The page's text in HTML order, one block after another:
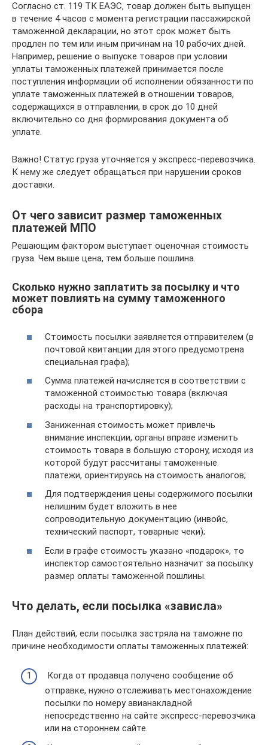
Согласно ст. 119 ТК ЕАЭС, товар должен быть выпущен
в течение 4 часов с момента регистрации пассажирской
таможенной декларации, но этот срок может быть
продлен по тем или иным причинам на 10 рабочих дней.
Например, решение о выпуске товаров при условии
уплаты таможенных платежей принимается после
поступления информации об исполнении обязанности по
уплате таможенных платежей в отношении товаров,
содержащихся в отправлении, в срок до 10 дней
включительно со дня формирования документа об
уплате.
Важно! Статус груза уточняется у экспресс-перевозчика.
К нему же следует обращаться при нарушении сроков
доставки.
От чего зависит размер таможенных
платежей МПО
Решающим фактором выступает оценочная стоимость
груза. Чем выше цена, тем больше пошлина.
Сколько нужно заплатить за посылку и что
может повлиять на сумму таможенного
сбора
Стоимость посылки заявляется отправителем (в
почтовой квитанции для этого предусмотрена
специальная графа);
Сумма платежей начисляется в соответствии с
таможенной стоимостью товара (включая
расходы на транспортировку);
Заниженная стоимость может привлечь
внимание инспекции, органы вправе изменить
стоимость товара в большую сторону, исходя из
которой будут рассчитаны таможенные
платежи, ориентируясь на стоимость аналогов;
Для подтверждения цены содержимого посылки
нелишним будет вложить в нее
сопроводительную документацию (инвойс,
технический паспорт, товарные чеки);
Если в графе стоимость указано «подарок», то
инспектор самостоятельно назначит за посылку
размер оплаты таможенной пошлины.
Что делать, если посылка «зависла»
План действий, если посылка застряла на таможне по
причине необходимости оплаты таможенных платежей:
Когда от продавца получено сообщение об
отправке, нужно отслеживать местонахождение
посылки по номеру авианакладной
непосредственно на сайте экспресс-перевозчика
или на стороннем сайте.